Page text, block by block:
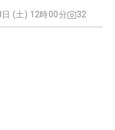
(土) 12時00分 32